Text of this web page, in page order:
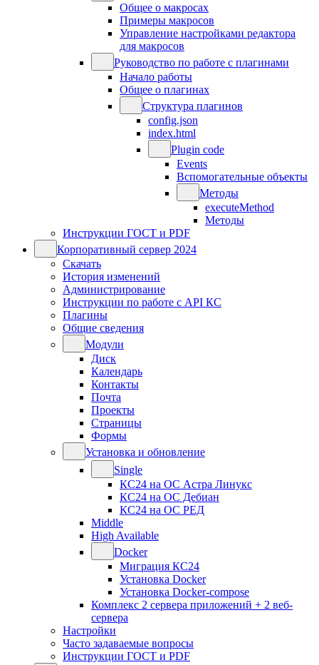
Общее о макросах
Примеры макросов
Управление настройками редактора
для макросов
Руководство по работе с плагинами
Начало работы
Общее о плагинах
Структура плагинов
config.json
index.html
Plugin code
Events
Вспомогательные объекты
Методы
executeMethod
Методы
Инструкции ГОСТ и PDF
Корпоративный сервер 2024
Скачать
История изменений
Администрирование
Инструкции по работе с API КС
Плагины
Общие сведения
Модули
Диск
Календарь
Контакты
Почта
Проекты
Страницы
Формы
Установка и обновление
Single
КС24 на ОС Астра Линукс
КС24 на ОС Дебиан
КС24 на ОС РЕД
Middle
High Available
Docker
Миграция КС24
Установка Docker
Установка Docker-compose
Комплекс 2 сервера приложений + 2 веб-
сервера
Настройки
Часто задаваемые вопросы
Инструкции ГОСТ и PDF